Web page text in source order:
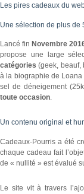
Les pires cadeaux du
Une sélection de plus de
Lancé fin Novembre
propose une large
catégories(geek, beauf,
à la biographie de
sel de déneigement
toute occasion.
Un contenu original et
Cadeaux-Pourris a été
chaque cadeau fait
de « nullité » est évalué
Le site vit à travers